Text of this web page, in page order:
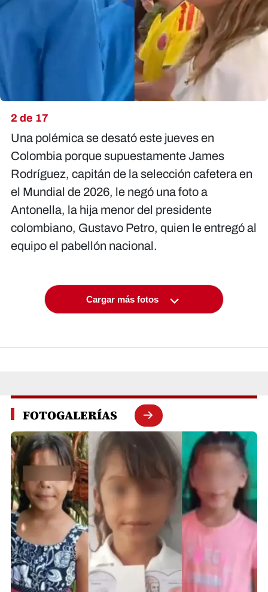
2 de 17
Una polémica se desató este jueves en
Colombia porque supuestamente James
Rodríguez, capitán de la selección cafetera en
el Mundial de 2026, le negó una foto a
Antonella, la hija menor del presidente
colombiano, Gustavo Petro, quien le entregó al
equipo el pabellón nacional.
Cargar más fotos
FOTOGALERÍAS